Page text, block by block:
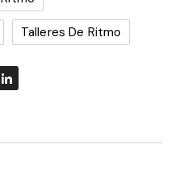
Talleres De Ritmo